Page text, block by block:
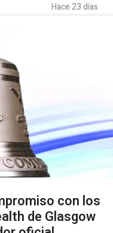
Hace 23 días
con los
de Glasgow